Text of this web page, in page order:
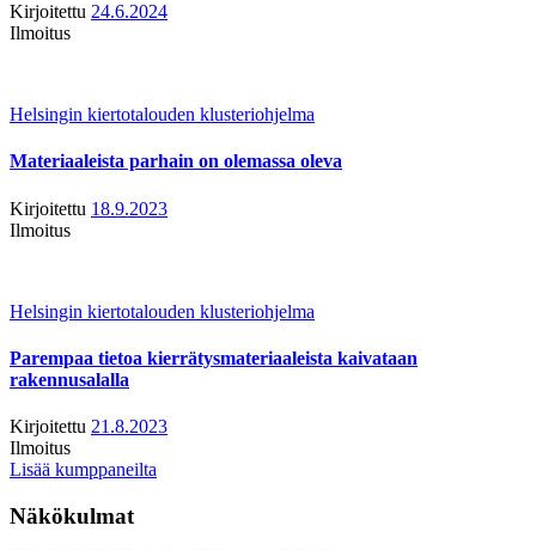
Kirjoitettu 24.6.2024
Ilmoitus
Helsingin kiertotalouden klusteriohjelma
Materiaaleista parhain on olemassa oleva
Kirjoitettu 18.9.2023
Ilmoitus
Helsingin kiertotalouden klusteriohjelma
Parempaa tietoa kierrätysmateriaaleista kaivataan
rakennusalalla
Kirjoitettu 21.8.2023
Ilmoitus
Lisää kumppaneilta
Näkökulmat